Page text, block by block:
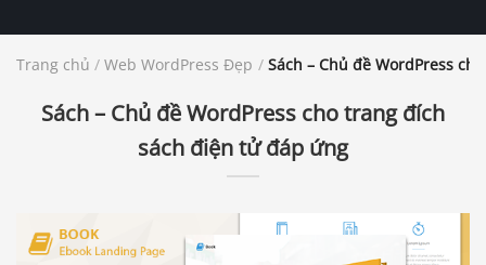
Trang chủ / Web WordPress Đẹp / Sách – Chủ đề WordPress
Sách – Chủ đề WordPress cho trang đích
sách điện tử đáp ứng